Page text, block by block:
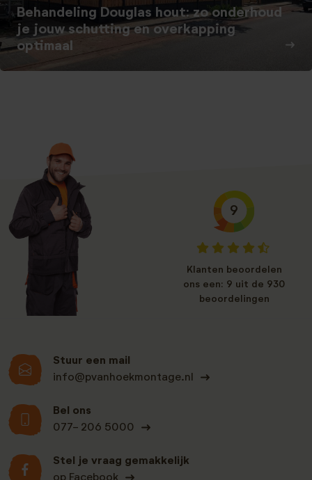
Behandeling Douglas hout: zo onderhoud
je jouw schutting en overkapping
optimaal
Stuur een mail
info@pvanhoekmontage.nl
Bel ons
077- 206 5000
Stel je vraag gemakkelijk
9
Klanten beoordelen
ons een: 9 uit de 930
beoordelingen